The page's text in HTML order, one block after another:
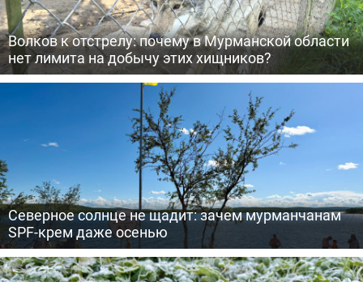
Волков к отстрелу: почему в Мурманской области
нет лимита на добычу этих хищников?
Северное солнце не щадит: зачем мурманчанам
SPF-крем даже осенью